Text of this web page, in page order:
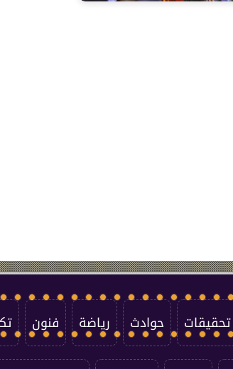
تحقيقات حوادث رياضة فنون